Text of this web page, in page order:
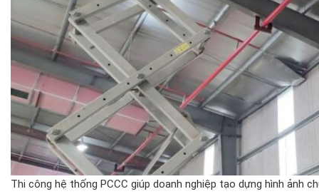
Thi công hệ thống PCCC giúp doanh nghiệp tạo dựng hình ảnh